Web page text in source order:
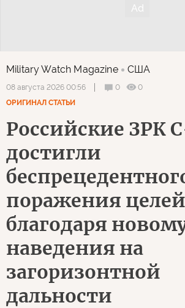
Military Watch Magazine США
08 августа 2026 00:56 0
0
ОРИГИНАЛ СТАТЬИ
Российские ЗРК
достигли
поражения целей
благодаря
наведения на
загоризонтной
дальности